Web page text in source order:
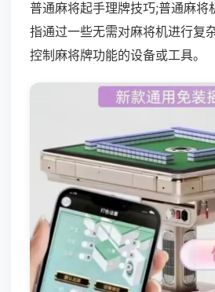
普通麻将起手理牌技巧;普通麻将
指通过一些无需对麻将机进行复
控制麻将牌功能的设备或工具。